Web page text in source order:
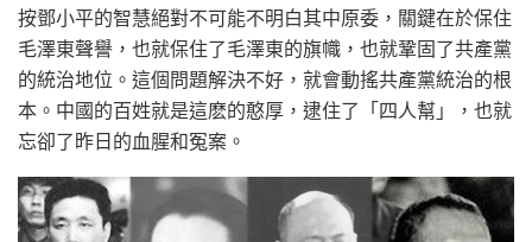
按鄧小平的智慧絕對不可能不明白其中原委，關鍵在於保住
毛澤東聲譽，也就保住了毛澤東的旗幟，也就鞏固了共產黨
的統治地位。這個問題解決不好，就會動搖共產黨統治的根
本。中國的百姓就是這麽的憨厚，逮住了「四人幫」，也就
忘卻了昨日的血腥和冤案。